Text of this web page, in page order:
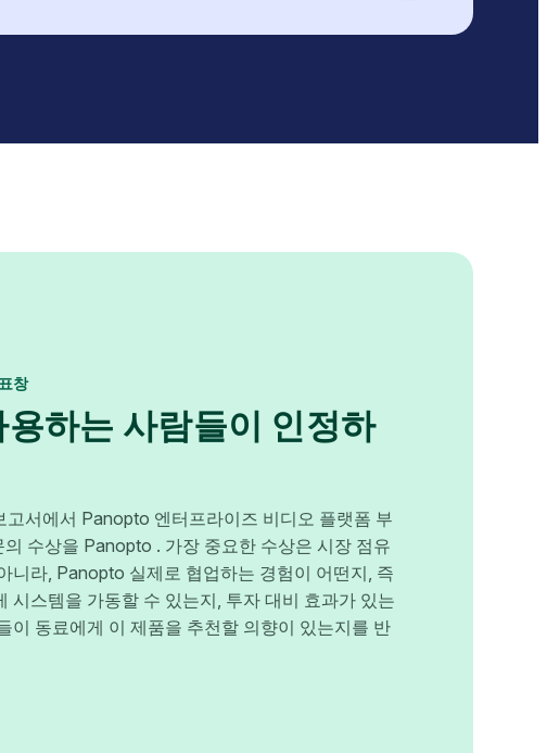
i
인
창
하는 사람들이 인정하
고서에서 Panopto 엔터프라이즈 비디오 플랫폼 부
수상을 Panopto . 가장 중요한 수상은 시장 점유
니라, Panopto 실제로 협업하는 경험이 어떤지, 즉
시스템을 가동할 수 있는지, 투자 대비 효과가 있는
이 동료에게 이 제품을 추천할 의향이 있는지를 반